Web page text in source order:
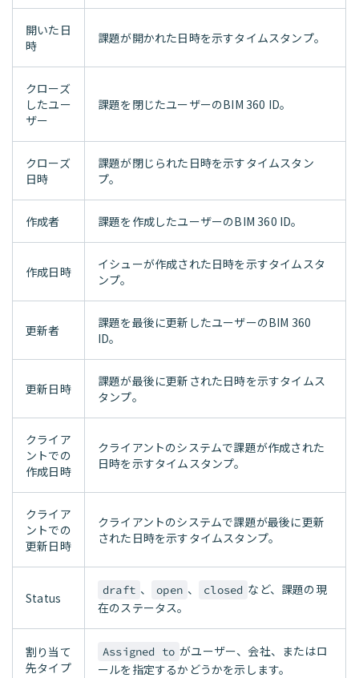
開いた日
時
課題が開かれた日時を示すタイムスタンプ。
クローズ
したユー
ザー
課題を閉じたユーザーのBIM 360 ID。
クローズ
日時
課題が閉じられた日時を示すタイムスタン
プ。
作成者 課題を作成したユーザーのBIM 360 ID。
作成日時
イシューが作成された日時を示すタイムスタ
ンプ。
更新者
課題を最後に更新したユーザーのBIM 360
ID。
更新日時
課題が最後に更新された日時を示すタイムス
タンプ。
クライア
ントでの
作成日時
クライアントのシステムで課題が作成された
日時を示すタイムスタンプ。
クライア
ントでの
更新日時
クライアントのシステムで課題が最後に更新
された日時を示すタイムスタンプ。
Status draft 、 open 、 closed など、課題の現
在のステータス。
割り当て
先タイプ
Assigned to がユーザー、会社、またはロ
ールを指定するかどうかを示します。